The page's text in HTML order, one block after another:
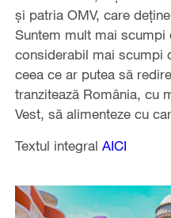
și patria OMV, care
Suntem mult mai scumpi
considerabil mai scumpi
ceea ce ar putea să
tranzitează România, cu
Vest, să alimenteze cu
Textul integral AICI